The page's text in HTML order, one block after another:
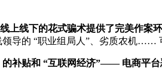
上线下的花式骗术提供了完美作案环
导的 “职业组局人”、劣质农机……
补贴和 “互联网经济”—— 电商平